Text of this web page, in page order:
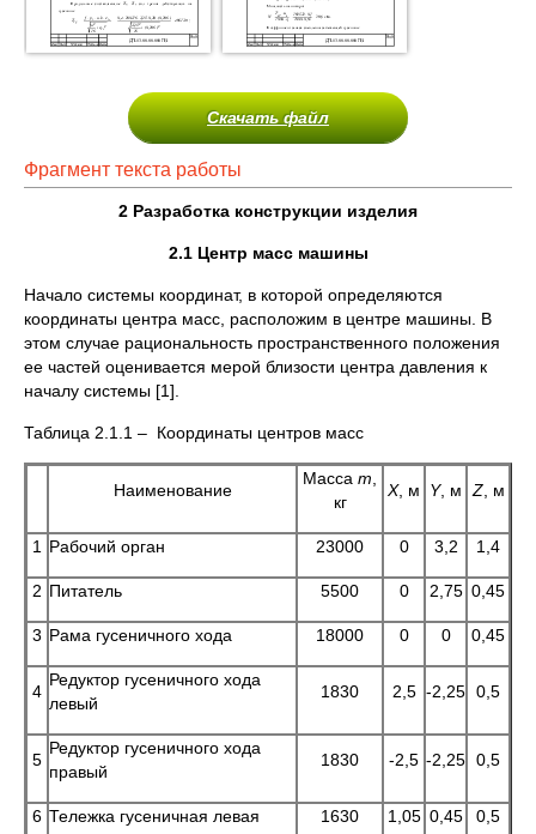
Скачать файл
Фрагмент текста работы
2 Разработка конструкции изделия
2.1 Центр масс машины
Начало системы координат, в которой определяются
координаты центра масс, расположим в центре машины. В
этом случае рациональность пространственного положения
ее частей оценивается мерой близости центра давления к
началу системы [1].
Таблица 2.1.1 – Координаты центров масс
Наименование
Масса m
кг
X, м Y, м Z, м
1 Рабочий орган 23000 0 3,2 1,4
2 Питатель 5500 0 2,75 0,45
3 Рама гусеничного хода 18000 0 0 0,45
4
Редуктор гусеничного хода
левый
1830 2,5 -2,25 0,5
5
Редуктор гусеничного хода
правый
1830 -2,5 -2,25 0,5
6 Тележка гусеничная левая 1630 1,05 0,45 0,5